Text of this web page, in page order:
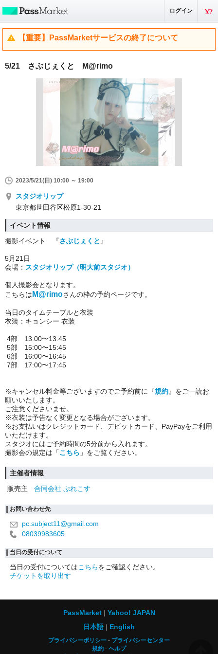
ログイン
【重要】PassMarketサービスの終了について
5/21 さぶじぇくと M@rimo
2023/5/21(日) 10:00 ～ 19:00
スタジオリップ
東京都世田谷区松原1-30-21
イベント情報
撮影イベント 『さぶじぇくと 』
5月21日
会場： スタジオリップ（明大前スタジオ）
個人撮影会となります。
こちらは M@rimoさんの枠の予約ページです。
当日のタイムテーブルと衣装
衣装：キョンシー 衣装
4部 13:00〜13:45
5部 15:00〜15:45
6部 16:00〜16:45
7部 17:00〜17:45
※キャンセル料金等ございますのでご予約前に『規約』をご一読お
願いいたします。
ご注意くださいませ。
※衣装は予告なく変更となる場合がございます。
※お支払いはクレジットカード、デビットカード、PayPayをご利用
いただけます。
スタジオにはご予約時間の5分前から入れます。
撮影会の規定は「こちら 」をご覧ください。
主催者情報
販売主
合同会社 ぷれこす
お問い合わせ先
pc.subject11@gmail.com
08039983605
当日の受付について
当日の受付についてはこちらをご確認ください。
チケットを取り出す
PassMarket
Yahoo! JAPAN
日本語
English
プライバシーポリシー
プライバシーセンター
規約
ヘルプ